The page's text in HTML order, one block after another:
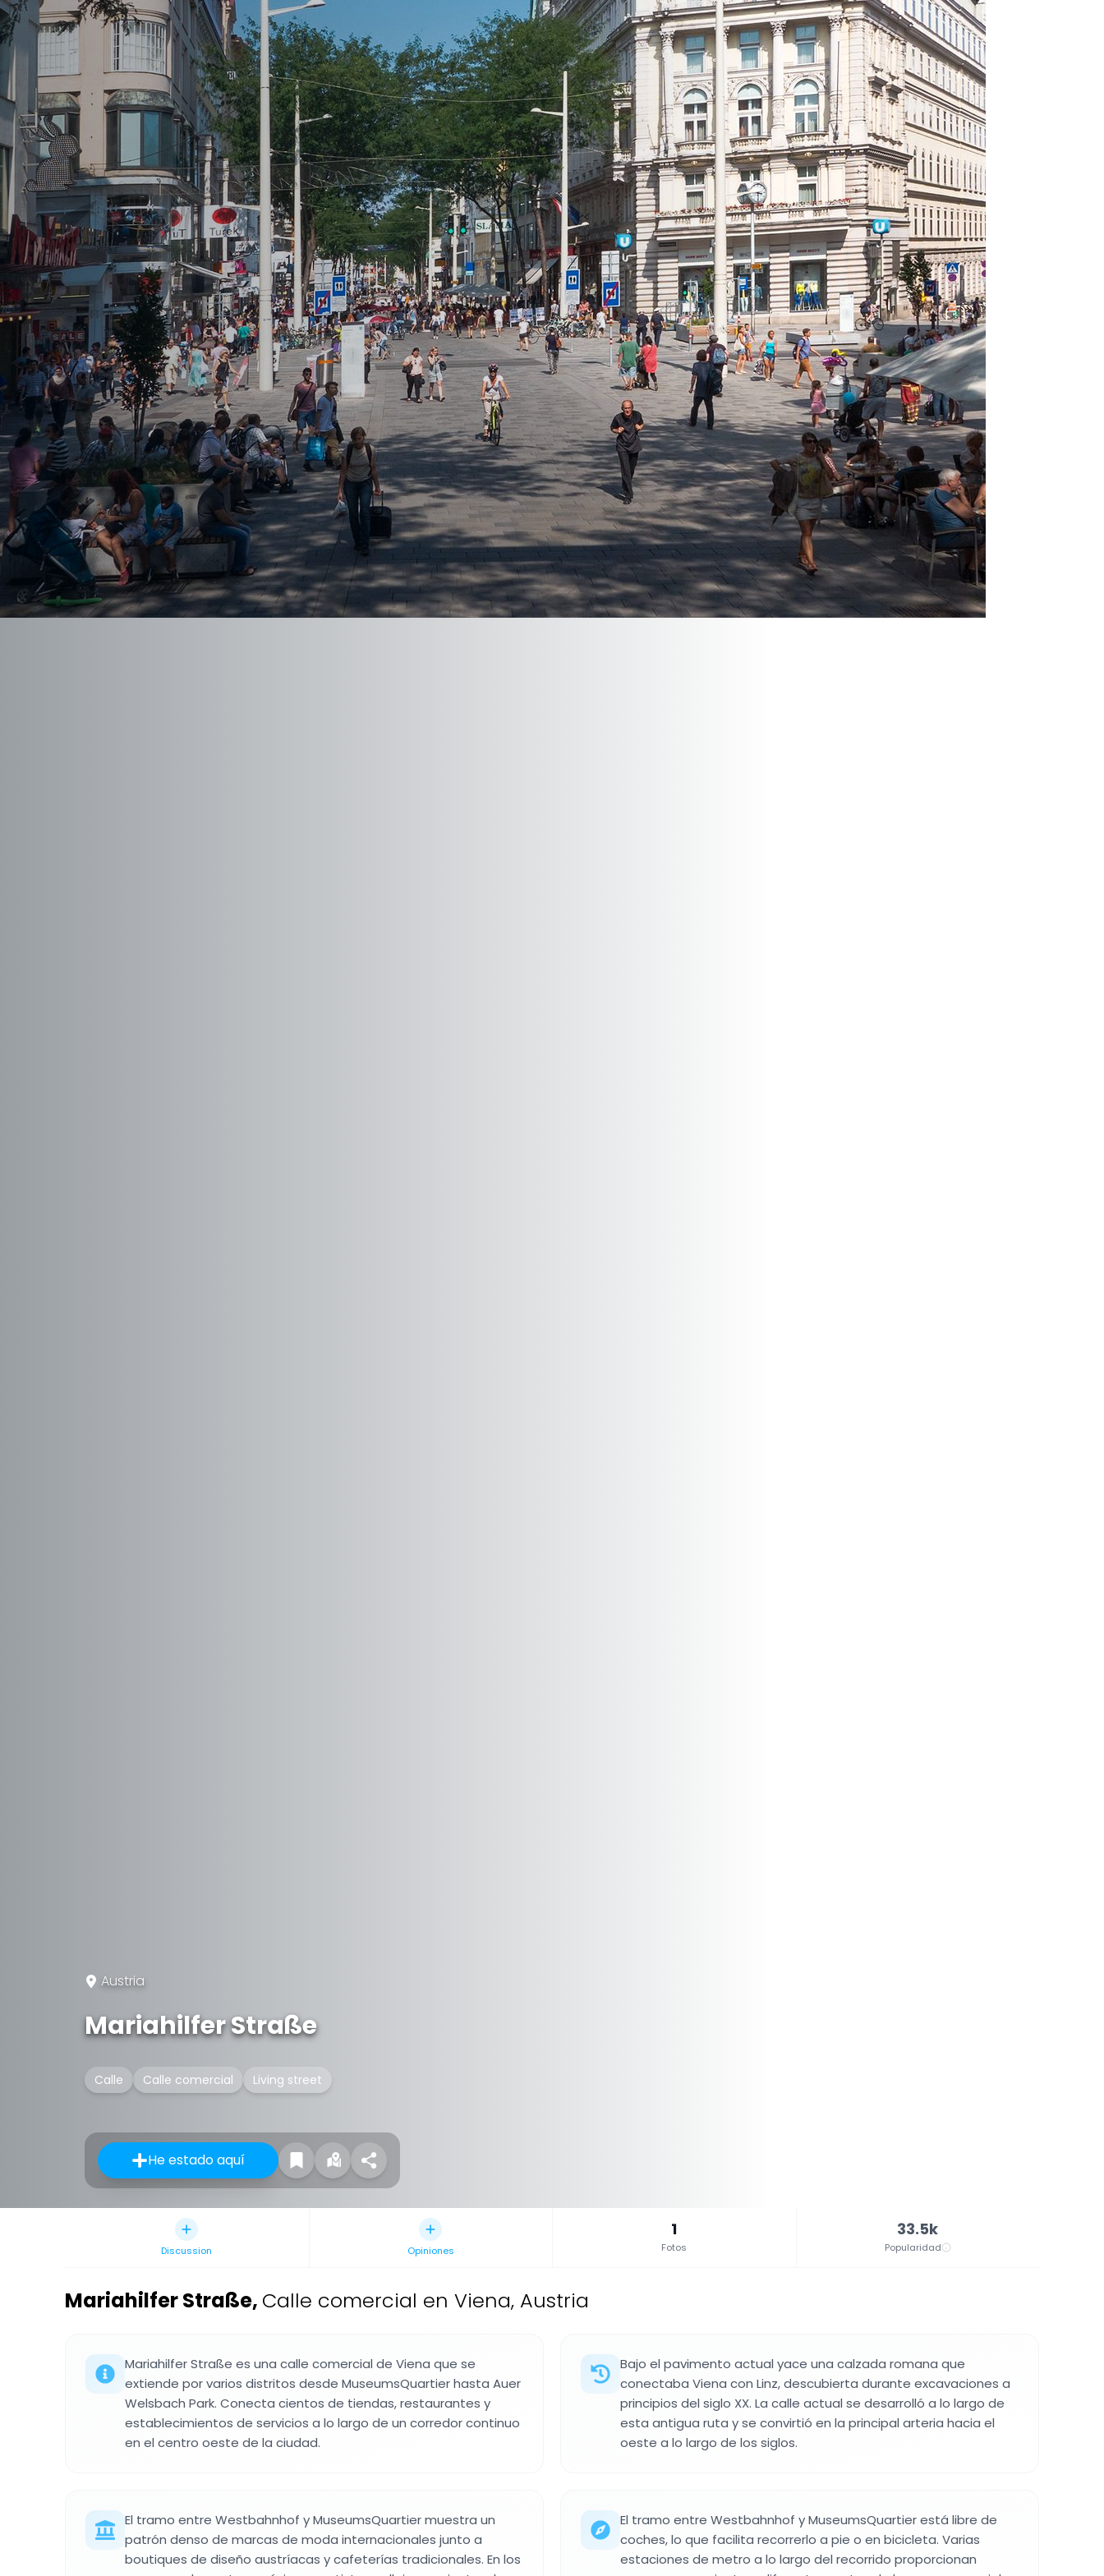
Austria
Mariahilfer Straße
Calle Calle comercial Living street
He estado aquí
Discussion Opiniones
1
Fotos
33.5k
Popularidad
Mariahilfer Straße, Calle comercial en Viena, Austria
Mariahilfer Straße es una calle comercial de Viena que se
extiende por varios distritos desde MuseumsQuartier hasta Auer
Welsbach Park. Conecta cientos de tiendas, restaurantes y
establecimientos de servicios a lo largo de un corredor continuo
en el centro oeste de la ciudad.
Bajo el pavimento actual yace una calzada romana que
conectaba Viena con Linz, descubierta durante excavaciones a
principios del siglo XX. La calle actual se desarrolló a lo largo de
esta antigua ruta y se convirtió en la principal arteria hacia el
oeste a lo largo de los siglos.
El tramo entre Westbahnhof y MuseumsQuartier muestra un
patrón denso de marcas de moda internacionales junto a
boutiques de diseño austríacas y cafeterías tradicionales. En los
El tramo entre Westbahnhof y MuseumsQuartier está libre de
coches, lo que facilita recorrerlo a pie o en bicicleta. Varias
estaciones de metro a lo largo del recorrido proporcionan